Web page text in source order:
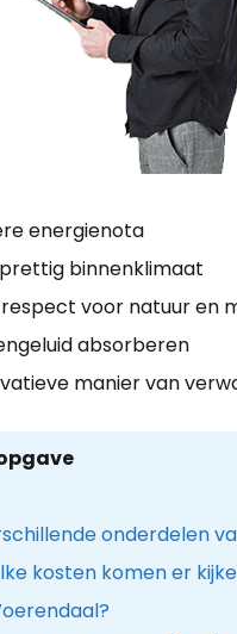
energienota
binnenklimaat
voor natuur en
absorberen
manier van
onderdelen
kosten komen er